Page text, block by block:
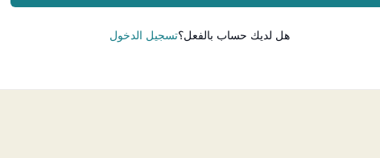
هل لديك حساب بالفعل؟تسجيل الدخول